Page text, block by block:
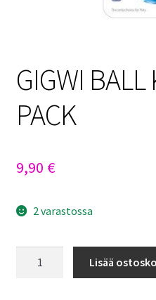
GIGWI
PACK
9,90 €
2 varastossa
Lisää